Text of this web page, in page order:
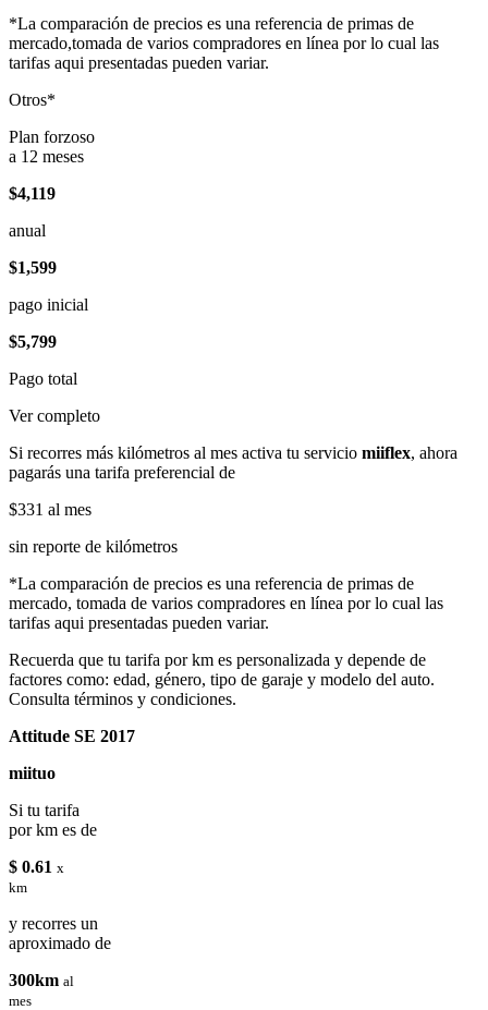
*La comparación de precios es una referencia de primas de
mercado,tomada de varios compradores en línea por lo cual las
tarifas aqui presentadas pueden variar.
Otros*
Plan forzoso
a 12 meses
$4,119
anual
$1,599
pago inicial
$5,799
Pago total
Ver completo
Si recorres más kilómetros al mes activa tu servicio miiflex, ahora
pagarás una tarifa preferencial de
$331 al mes
sin reporte de kilómetros
*La comparación de precios es una referencia de primas de
mercado, tomada de varios compradores en línea por lo cual las
tarifas aqui presentadas pueden variar.
Recuerda que tu tarifa por km es personalizada y depende de
factores como: edad, género, tipo de garaje y modelo del auto.
Consulta términos y condiciones.
Attitude SE 2017
miituo
Si tu tarifa
por km es de
$ 0.61 x
km
y recorres un
aproximado de
300km al
mes